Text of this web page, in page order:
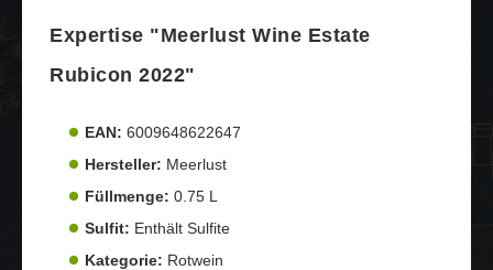
Expertise "Meerlust Wine Estate
Rubicon 2022"
EAN: 6009648622647
Hersteller: Meerlust
Füllmenge: 0.75 L
Sulfit: Enthält Sulfite
Kategorie: Rotwein